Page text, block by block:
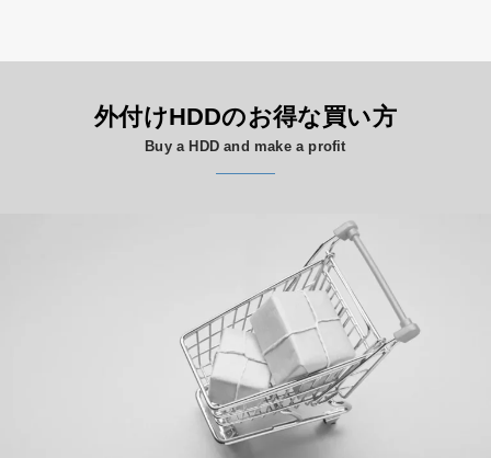
外付けHDDのお得な買い方
Buy a HDD and make a profit